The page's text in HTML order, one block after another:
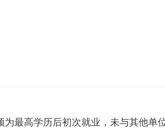
高学历后初次就业，未与其他单